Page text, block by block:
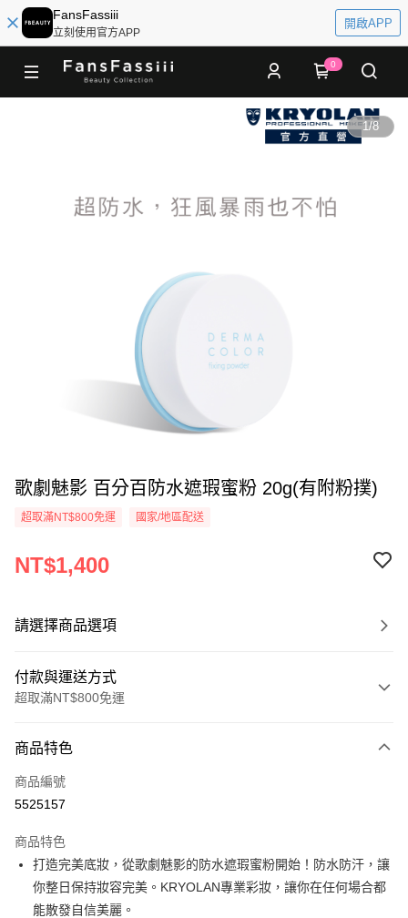
FansFassiii
立刻使用官方APP
開啟APP
0
1/8
歌劇魅影 百分百防水遮瑕蜜粉 20g(有附粉撲)
超取滿NT$800免運 國家/地區配送
NT$1,400
請選擇商品選項
付款與運送方式
超取滿NT$800免運
信用卡一次付款
超商取貨付款
Apple Pay
街口支付
商品特色
商品編號
5525157
商品特色
打造完美底妝，從歌劇魅影的防水遮瑕蜜粉開始！防水防汗，讓
你整日保持妝容完美。KRYOLAN專業彩妝，讓你在任何場合都
能散發自信美麗。